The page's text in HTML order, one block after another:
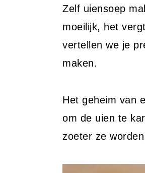
Zelf uiensoep
moeilijk, het
vertellen we je
maken.
Het geheim van
om de uien te
zoeter ze